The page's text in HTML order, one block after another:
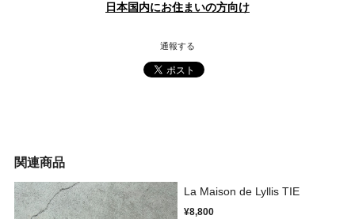
日本国内にお住まいの方向け
通報する
関連商品
La Maison de Lyllis TIE
¥8,800